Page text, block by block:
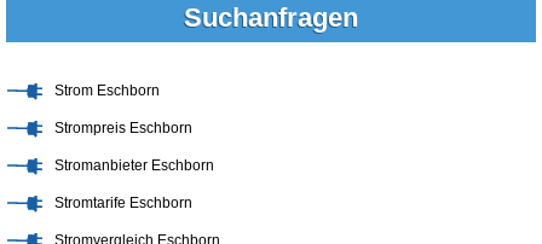
Suchanfragen
Strom Eschborn
Strompreis Eschborn
Stromanbieter Eschborn
Stromtarife Eschborn
Stromvergleich Eschborn